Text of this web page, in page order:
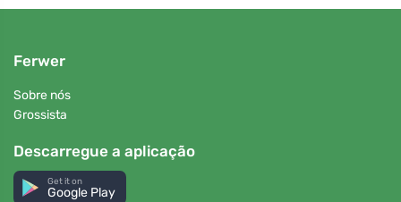
Ferwer
Sobre nós
Grossista
Descarregue a aplicação
Get it on
Google Play